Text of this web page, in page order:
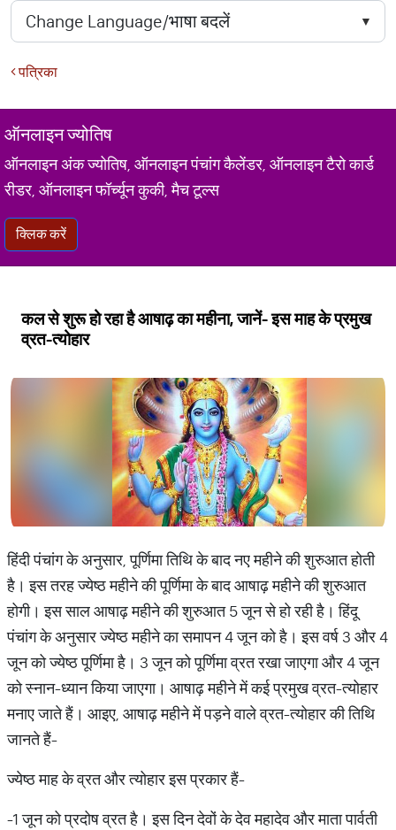
पत्रिका
ऑनलाइन ज्योतिष
ऑनलाइन अंक ज्योतिष, ऑनलाइन पंचांग कैलेंडर, ऑनलाइन टैरो कार्ड
रीडर, ऑनलाइन फॉर्च्यून कुकी, मैच टूल्स
क्लिक करें
कल से शुरू हो रहा है आषाढ़ का महीना, जानें- इस माह के प्रमुख
व्रत-त्योहार
हिंदी पंचांग के अनुसार, पूर्णिमा तिथि के बाद नए महीने की शुरुआत होती
है। इस तरह ज्येष्ठ महीने की पूर्णिमा के बाद आषाढ़ महीने की शुरुआत
होगी। इस साल आषाढ़ महीने की शुरुआत 5 जून से हो रही है। हिंदू
पंचांग के अनुसार ज्येष्ठ महीने का समापन 4 जून को है। इस वर्ष 3 और 4
जून को ज्येष्ठ पूर्णिमा है। 3 जून को पूर्णिमा व्रत रखा जाएगा और 4 जून
को स्नान-ध्यान किया जाएगा। आषाढ़ महीने में कई प्रमुख व्रत-त्योहार
मनाए जाते हैं। आइए, आषाढ़ महीने में पड़ने वाले व्रत-त्योहार की तिथि
जानते हैं-
ज्येष्ठ माह के व्रत और त्योहार इस प्रकार हैं-
-1 जून को प्रदोष व्रत है। इस दिन देवों के देव महादेव और माता पार्वती